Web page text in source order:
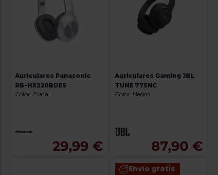
Auriculares Panasonic
RB-HX220BDES
Color: Plata
29,99 €
Auriculares Gaming JBL
TUNE 775NC
Color: Negro
87,90 €
Envío gratis